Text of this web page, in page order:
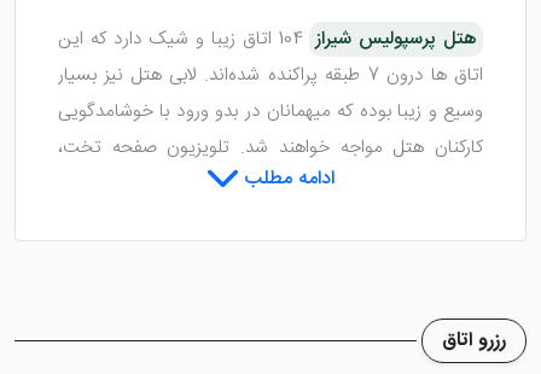
هتل پرسپولیس شیراز
104 اتاق زیبا و شیک دارد که این
اتاق ها درون 7 طبقه پراکنده شده‌اند. لابی هتل نیز بسیار
وسیع و زیبا بوده که میهمانان در بدو ورود با خوشامدگویی
کارکنان هتل مواجه خواهند شد. تلویزیون صفحه تخت،
مبلمان، دستگاه واکس کفش و ... از امکانات داخل لابی
اتاق‌ های هتل پرسپولیس شیراز
ادامه مطلب
رزرو اتاق